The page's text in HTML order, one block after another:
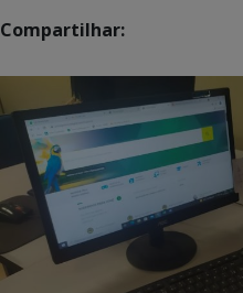
Compartilhar: